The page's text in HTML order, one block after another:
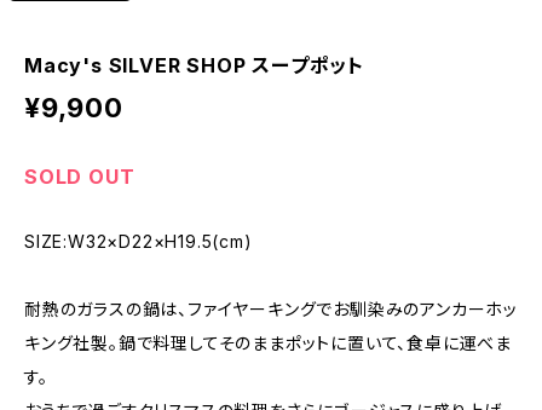
Macy's SILVER SHOP スープポット
¥9,900
SOLD OUT
SIZE:W32×D22×H19.5(cm)
耐熱のガラスの鍋は、ファイヤーキングでお馴染みのアンカーホッ
キング社製。鍋で料理してそのままポットに置いて、食卓に運べま
す。